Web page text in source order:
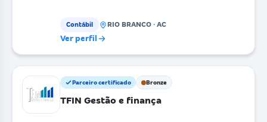
Contábil RIO BRANCO · AC
Ver perfil
Parceiro certificado Bronze
TFIN Gestão e finança